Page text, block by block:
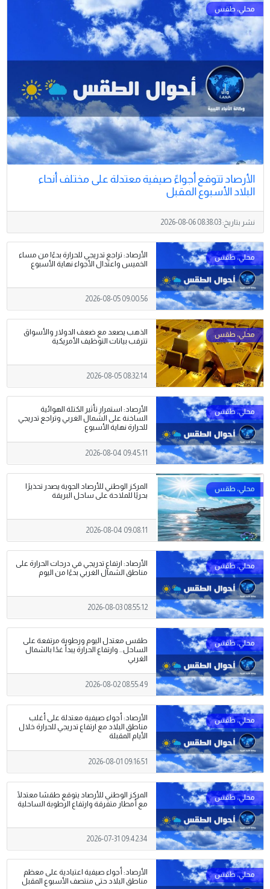
الأرصاد تتوقع أجواءً صيفية معتدلة على مختلف أنحاء
البلاد الأسبوع المقبل
نشر بتاريخ:2026-08-06 08:38:03
الأرصاد: تراجع تدريجي للحرارة بدءًا من مساء
الخميس واعتدال الأجواء نهاية الأسبوع
2026-08-05 09:00:56
الذهب يصعد مع ضعف الدولار والأسواق
تترقب بيانات التوظيف الأمريكية
2026-08-05 08:32:14
الأرصاد: استمرار تأثير الكتلة الهوائية
الساخنة على الشمال الغربي وتراجع تدريجي
للحرارة نهاية الأسبوع
2026-08-04 09:45:11
المركز الوطني للأرصاد الجوية يصدر تحذيرًا
بحريًا للملاحة على ساحل البريقة
2026-08-04 09:08:11
الأرصاد: ارتفاع تدريجي في درجات الحرارة على
مناطق الشمال الغربي بدءًا من اليوم
2026-08-03 08:55:12
طقس معتدل اليوم ورطوبة مرتفعة على
الساحل.. وارتفاع الحرارة يبدأ غدًا بالشمال
الغربي
2026-08-02 08:55:49
الأرصاد: أجواء صيفية معتدلة على أغلب
مناطق البلاد مع ارتفاع تدريجي للحرارة خلال
الأيام المقبلة
2026-08-01 09:16:51
المركز الوطني للأرصاد يتوقع طقسًا معتدلًا
مع أمطار متفرقة وارتفاع الرطوبة الساحلية
2026-07-31 09:42:34
الأرصاد: أجواء صيفية اعتيادية على معظم
مناطق البلاد حتى منتصف الأسبوع المقبل